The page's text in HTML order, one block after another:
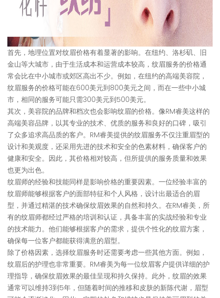
首先，地理位置对纹眉价格有着显著的影响。在纽约、洛杉矶、旧
金山等大城市，由于生活成本和运营成本较高，纹眉服务的价格通
常会比在中小城市或郊区高出不少。例如，在纽约的高端美容院，
纹眉服务的价格可能在600美元到800美元之间，而在一些中小城
市，相同的服务可能只需300美元到500美元。
其次，美容院的品牌和档次也会影响纹眉的价格。像RM睿美这样的
高端美容品牌，以其专业的技术、优质的服务和良好的口碑，吸引
了众多追求高品质的客户。RM睿美提供的纹眉服务不仅注重眉型的
设计和美观度，还采用先进的技术和安全的色素材料，确保客户的
健康和安全。因此，其价格相对较高，但所提供的服务质量和效果
也更为出色。
纹眉师的经验和技能同样是影响价格的重要因素。一位经验丰富的
纹眉师能够根据客户的面部特征和个人风格，设计出最适合的眉
型，并通过精湛的技术确保纹眉效果的自然和持久。在RM睿美，所
有的纹眉师都经过严格的培训和认证，具备丰富的实战经验和专业
的技术能力。他们能够根据客户的需求，提供个性化的纹眉方案，
确保每一位客户都能获得满意的眉型。
除了价格因素，选择纹眉服务时还需要考虑一些其他方面。例如，
纹眉后的护理也非常重要。RM睿美为每一位纹眉客户提供详细的护
理指导，确保纹眉效果的最佳呈现和持久保持。此外，纹眉的效果
通常可以维持3到5年，但随着时间的推移和皮肤的新陈代谢，眉型